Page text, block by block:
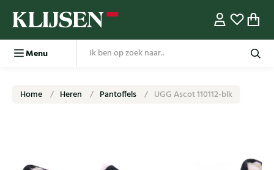
Menu
Home Heren Pantoffels UGG Ascot 110112-blk